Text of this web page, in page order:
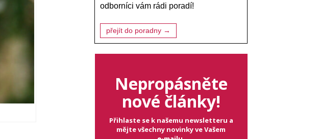
odborníci vám rádi poradí!
přejít do poradny →
Nepropásněte
nové články!
Přihlaste se k našemu newsletteru a
mějte všechny novinky ve Vašem